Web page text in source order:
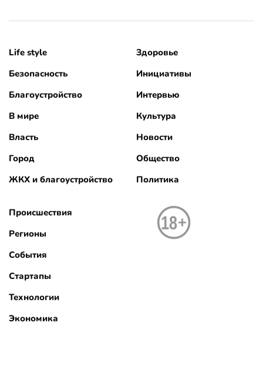
Life style
Безопасность
Благоустройство
В мире
Власть
Город
ЖКХ и благоустройство
Здоровье
Инициативы
Интервью
Культура
Новости
Общество
Политика
Происшествия
Регионы
События
Стартапы
Технологии
Экономика